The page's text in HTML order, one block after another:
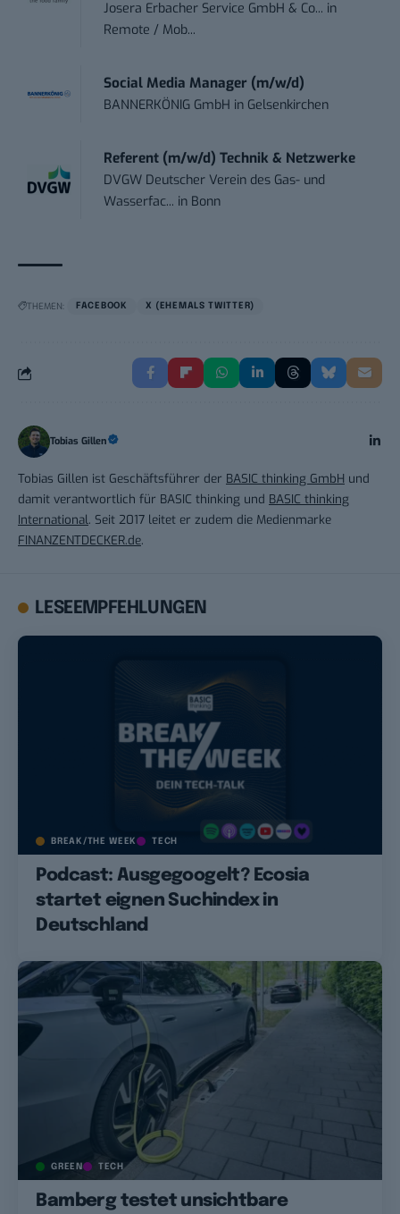
Josera Erbacher Service GmbH & Co... in
Remote / Mob...
Social Media Manager (m/w/d)
BANNERKÖNIG GmbH in Gelsenkirchen
Referent (m/w/d) Technik & Netzwerke
DVGW Deutscher Verein des Gas- und
Wasserfac... in Bonn
THEMEN: FACEBOOK X (EHEMALS TWITTER)
Tobias Gillen
Tobias Gillen ist Geschäftsführer der BASIC thinking GmbH und
damit verantwortlich für BASIC thinking und BASIC thinking
International. Seit 2017 leitet er zudem die Medienmarke
FINANZENTDECKER.de.
LESEEMPFEHLUNGEN
BREAK/THE WEEK TECH
Podcast: Ausgegoogelt? Ecosia
startet eignen Suchindex in
Deutschland
GREEN TECH
Bamberg testet unsichtbare